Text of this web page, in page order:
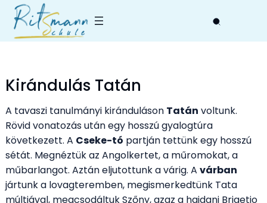
Skip
content
Kirándulás Tatán
A tavaszi tanulmányi kiránduláson Tatán voltunk.
Rövid vonatozás után egy hosszú gyalogtúra
következett. A Cseke-tó partján tettünk egy hosszú
sétát. Megnéztük az Angolkertet, a műromokat, a
műbarlangot. Aztán eljutottunk a várig. A várban
jártunk a lovagteremben, megismerkedtünk Tata
múltjával, megcsodáltuk Szőny, azaz a hajdani Brigetio